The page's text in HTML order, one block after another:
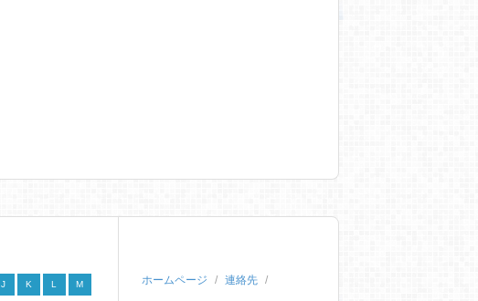
J K L M ホームページ
連絡先